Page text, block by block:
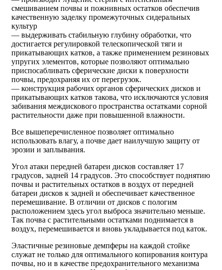
смешиванием почвы и пожнивных остатков обеспечив
качественную заделку промежуточных сидеральных
культур
— выдерживать стабильную глубину обработки, что
достигается регулировкой телескопической тяги и
прикатывающих катков, а также применением резиновых
упругих элементов, которые позволяют оптимально
приспосабливать сферические диски к поверхности
почвы, предохраняя их от перегрузок.
— конструкция рабочих органов сферических дисков и
прикатывающих катков такова, что исключаются условия
забивания междискового пространства остатками сорной
растительности даже при повышенной влажности.
Все вышеперечисленное позволяет оптимально
использовать влагу, а почве дает наилучшую защиту от
эрозии и заплывания.
Угол атаки передней батареи дисков составляет 17
градусов, задней 14 градусов. Это способствует поднятию
почвы и растительных остатков в воздух от передней
батареи дисков к задней и обеспечивает качественное
перемешивание. В отличии от дисков с пологим
расположением здесь угол выброса значительно меньше.
Так почва с растительными остатками поднимается в
воздух, перемешивается и вновь укладывается под каток.
Эластичные резиновые демпферы на каждой стойке
служат не только для оптимального копирования контура
почвы, но и в качестве предохранительного механизма